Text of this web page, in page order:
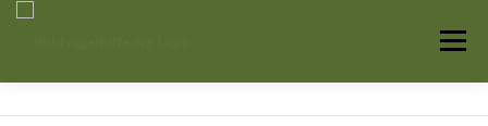
Menü